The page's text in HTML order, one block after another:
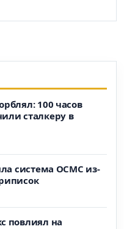
100 часов
сталкеру в
система ОСМС из-
повлиял на